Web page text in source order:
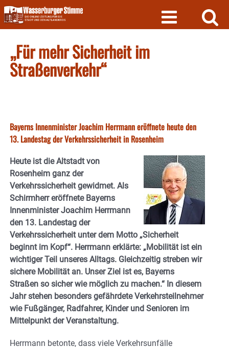
Skip
to
content
„Für mehr Sicherheit im
Straßenverkehr“
Bayerns Innenminister Joachim Herrmann eröffnete heute den
13. Landestag der Verkehrssicherheit in Rosenheim
Heute ist die Altstadt von
Rosenheim ganz der
Verkehrssicherheit gewidmet. Als
Schirmherr eröffnete Bayerns
Innenminister Joachim Herrmann
den 13. Landestag der
Verkehrssicherheit unter dem Motto „Sicherheit
beginnt im Kopf“. Herrmann erklärte: „Mobilität ist ein
wichtiger Teil unseres Alltags. Gleichzeitig streben wir
sichere Mobilität an. Unser Ziel ist es, Bayerns
Straßen so sicher wie möglich zu machen.“ In diesem
Jahr stehen besonders gefährdete Verkehrsteilnehmer
wie Fußgänger, Radfahrer, Kinder und Senioren im
Mittelpunkt der Veranstaltung.
Herrmann betonte, dass viele Verkehrsunfälle